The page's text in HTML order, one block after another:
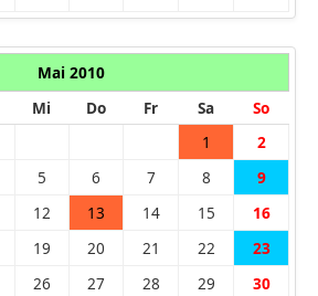
Mai 2010
Mi Do Fr Sa So
1 2
5 6 7 8 9
12 13 14 15 16
19 20 21 22 23
26 27 28 29 30